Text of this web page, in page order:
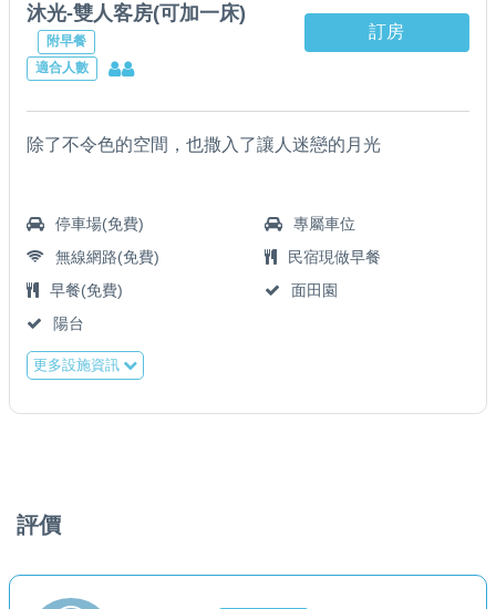
沐光-雙人客房(可加一床)
附早餐
適合人數
訂房
除了不令色的空間，也撒入了讓人迷戀的月光
停車場(免費)
專屬車位
無線網路(免費)
民宿現做早餐
早餐(免費)
面田園
陽台
更多設施資訊
評價